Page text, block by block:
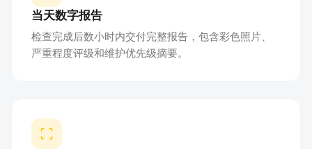
当天数字报告
检查完成后数小时内交付完整报告，包含彩色照片、
严重程度评级和维护优先级摘要。